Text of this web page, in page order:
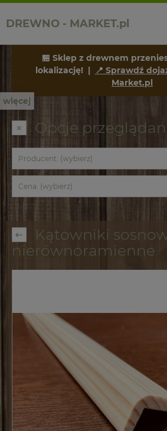
DREWNO - MARKET.pl
🏪 Sklep z drewnem
lokalizację! |
📍 Sprawdź
Market.pl
Opcje
Producent: (wybierz)
Cena: (wybierz)
więcej
Kątowniki
nierównoramienne